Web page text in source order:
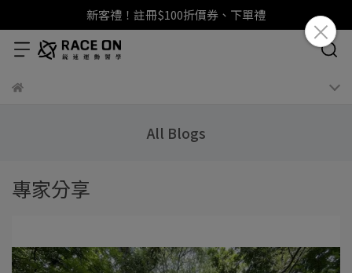
新客禮！註冊$100折價券、下單禮
All Blogs
專家分享